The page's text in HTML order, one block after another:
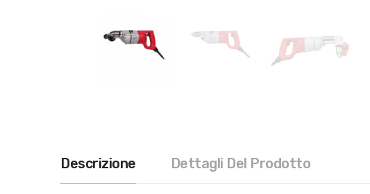
Descrizione Dettagli Del Prodotto